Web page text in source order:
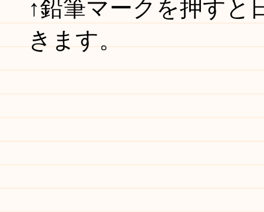
↑鉛筆マークを押すと
きます。